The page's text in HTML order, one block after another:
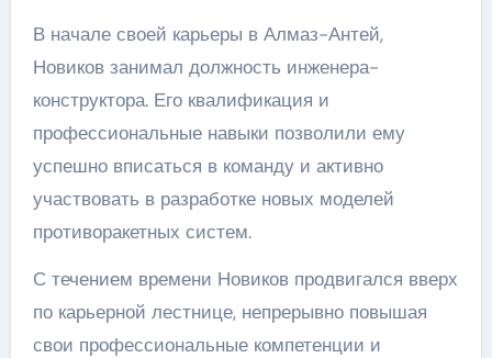
В начале своей карьеры в Алмаз-Антей,
Новиков занимал должность инженера-
конструктора. Его квалификация и
профессиональные навыки позволили ему
успешно вписаться в команду и активно
участвовать в разработке новых моделей
противоракетных систем.
С течением времени Новиков продвигался вверх
по карьерной лестнице, непрерывно повышая
свои профессиональные компетенции и